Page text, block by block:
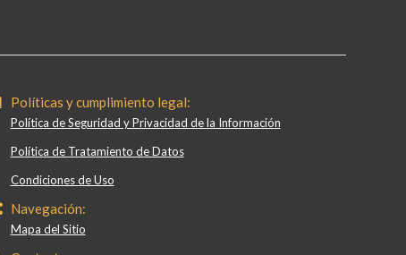
Políticas y cumplimiento legal:
Política de Seguridad y Privacidad de la Información
Política de Tratamiento de Datos
Condiciones de Uso
Navegación:
Mapa del Sitio